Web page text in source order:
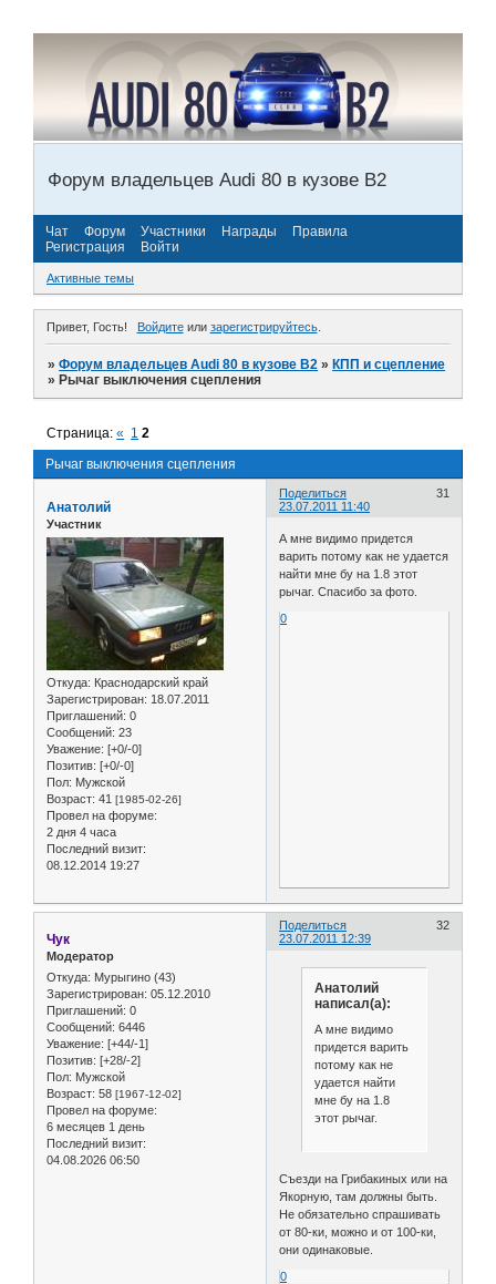
Форум владельцев Audi 80 в кузове В2
Чат Форум Участники Награды
Правила
Регистрация
Войти
Активные темы
Привет, Гость! Войдитеили зарегистрируйтесь.
»Форум владельцев Audi 80 в кузове В2 »КПП и сцепление
»Pычаг выключения сцепления
Pычаг выключения сцепления
Страница:« 1 2
Поделиться
31
23.07.2011 11:40
Анатолий
Участник
Откуда: Краснодарский край
Зарегистрирован: 18.07.2011
Приглашений: 0
Сообщений: 23
Уважение: [+0/-0]
Позитив: [+0/-0]
Пол: Мужской
Возраст: 41 [1985-02-26]
Провел на форуме:
2 дня 4 часа
Последний визит:
08.12.2014 19:27
А мне видимо придется
варить потому как не удается
найти мне бу на 1.8 этот
рычаг. Спасибо за фото.
0
Поделиться
32
23.07.2011 12:39
Чук
Модератор
Откуда: Мурыгино (43)
Зарегистрирован: 05.12.2010
Приглашений: 0
Сообщений: 6446
Уважение: [+44/-1]
Позитив: [+28/-2]
Пол: Мужской
Возраст: 58 [1967-12-02]
Провел на форуме:
6 месяцев 1 день
Последний визит:
04.08.2026 06:50
Анатолий
написал(а):
А мне видимо
придется варить
потому как не
удается найти
мне бу на 1.8
этот рычаг.
Съезди на Грибакиных или на
Якорную, там должны быть.
Не обязательно спрашивать
от 80-ки, можно и от 100-ки,
они одинаковые.
0